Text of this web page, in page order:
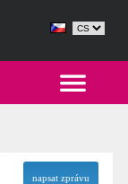
napsat zprávu